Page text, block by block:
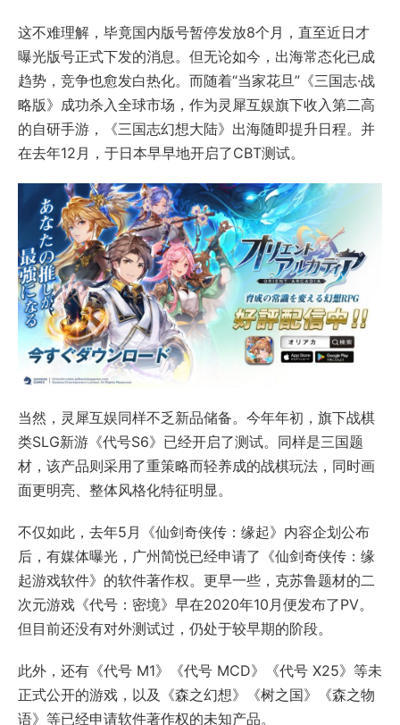
这不难理解，毕竟国内版号暂停发放8个月，直至近日才
曝光版号正式下发的消息。但无论如今，出海常态化已成
趋势，竞争也愈发白热化。而随着“当家花旦”《三国志·战
略版》成功杀入全球市场，作为灵犀互娱旗下收入第二高
的自研手游，《三国志幻想大陆》出海随即提升日程。并
在去年12月，于日本早早地开启了CBT测试。
当然，灵犀互娱同样不乏新品储备。今年年初，旗下战棋
类SLG新游《代号S6》已经开启了测试。同样是三国题
材，该产品则采用了重策略而轻养成的战棋玩法，同时画
面更明亮、整体风格化特征明显。
不仅如此，去年5月《仙剑奇侠传：缘起》内容企划公布
后，有媒体曝光，广州简悦已经申请了《仙剑奇侠传：缘
起游戏软件》的软件著作权。更早一些，克苏鲁题材的二
次元游戏《代号：密境》早在2020年10月便发布了PV。
但目前还没有对外测试过，仍处于较早期的阶段。
此外，还有《代号 M1》《代号 MCD》《代号 X25》等未
正式公开的游戏，以及《森之幻想》《树之国》《森之物
语》等已经申请软件著作权的未知产品。